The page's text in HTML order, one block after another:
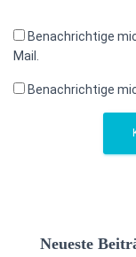
Benachrichtige
Mail.
Benachrichtige
Neueste